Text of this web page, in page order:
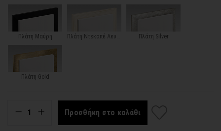
Πλάτη Μαύρη Πλάτη Silver
Πλάτη Gold
Προσθήκη στο καλάθι